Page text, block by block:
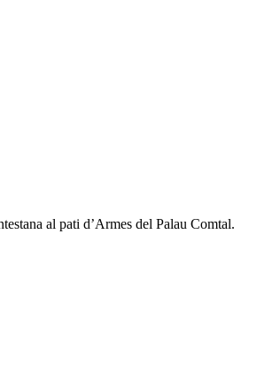
al pati d’Armes del Palau Comtal.